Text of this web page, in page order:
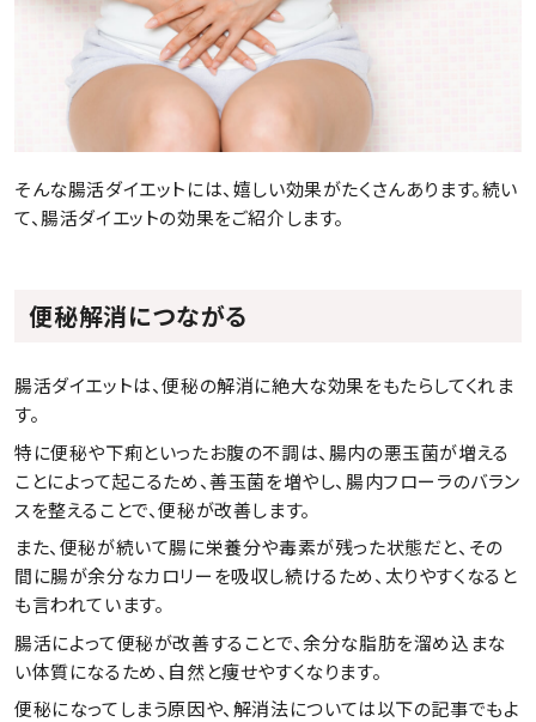
そんな腸活ダイエットには、嬉しい効果がたくさんあります。続い
て、腸活ダイエットの効果をご紹介します。
便秘解消につながる
腸活ダイエットは、便秘の解消に絶大な効果をもたらしてくれま
す。
特に便秘や下痢といったお腹の不調は、腸内の悪玉菌が増える
ことによって起こるため、善玉菌を増やし、腸内フローラのバラン
スを整えることで、便秘が改善します。
また、便秘が続いて腸に栄養分や毒素が残った状態だと、その
間に腸が余分なカロリーを吸収し続けるため、太りやすくなると
も言われています。
腸活によって便秘が改善することで、余分な脂肪を溜め込まな
い体質になるため、自然と痩せやすくなります。
便秘になってしまう原因や、解消法については以下の記事でもよ